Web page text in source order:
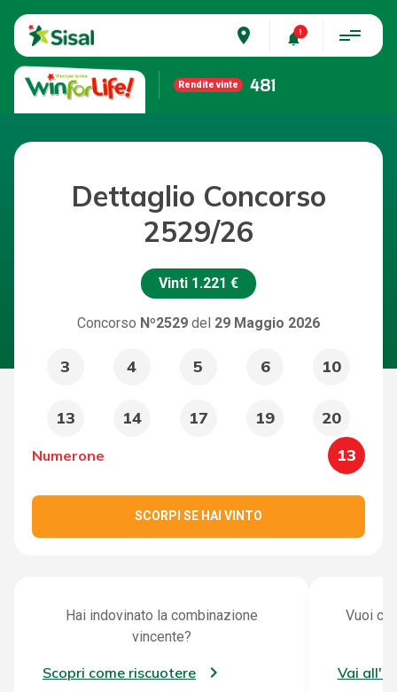
place
Rendite vinte 481
Dettaglio Concorso
2529/26
Vinti 1.221 €
Concorso Nº2529 del 29 Maggio 2026
3 4 5 6 10
13 14 17 19 20
Numerone 13
SCORPI SE HAI VINTO
Hai indovinato la combinazione
vincente?
Scopri come riscuotere
Vuoi
Vai